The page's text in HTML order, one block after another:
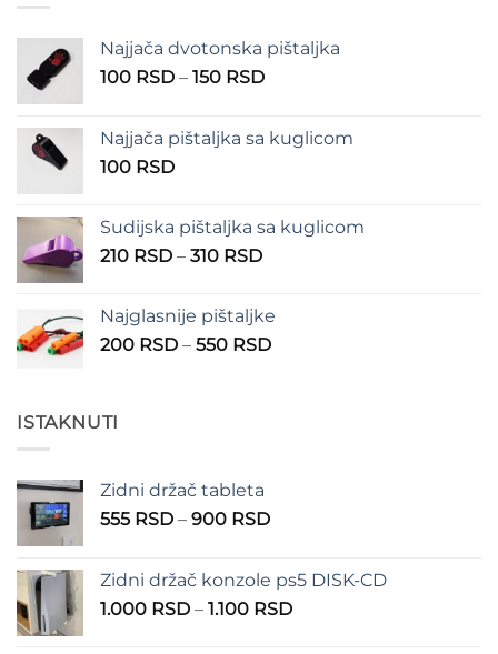
Najjača dvotonska pištaljka
100 RSD – 150 RSDRaspon
100 RSD
Najjača pištaljka sa kuglicom
100 RSD
Sudijska pištaljka sa kuglicom
210 RSD – 310 RSDRaspon
210 RSD
do
Najglasnije pištaljke
200 RSD – 550 RSDRaspon
ISTAKNUTI
Zidni držač tableta
555 RSD – 900 RSDRaspon
555 RSD
do
Zidni držač konzole ps5 DISK-CD
1.000 RSD – 1.100 RSDRaspon